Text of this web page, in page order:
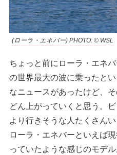
(ローラ・エネバー) PHOTO: © WSL
ちょっと前にローラ・エネ
の世界最大の波に乗ったと
なニュースがあったけど、
どん上がっていくと思う。
より行きそうな人たくさんい
ローラ・エネバーといえば
っていたような感じのモデ